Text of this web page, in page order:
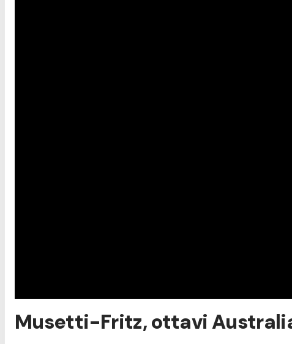
Musetti-Fritz, ottavi